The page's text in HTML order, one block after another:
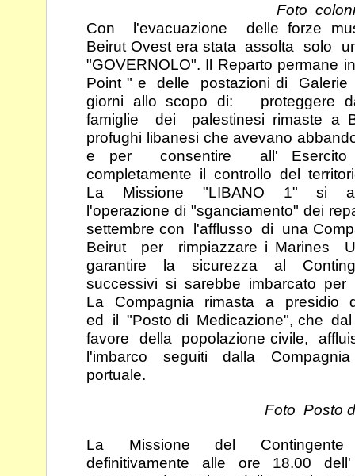
Foto
Con l'evacuazione delle forze
Beirut Ovest era stata assolta solo
"GOVERNOLO". Il Reparto permane
Point " e delle postazioni di
giorni allo scopo di: proteggere
famiglie dei palestinesi rimaste a
profughi libanesi che avevano
e per consentire all'
completamente il controllo del
La Missione "LIBANO 1" si
l'operazione di"sganciamento" dei
settembre con l'afflusso di una
Beirut per rimpiazzare i Marines
garantire la sicurezza al
successivi si sarebbe imbarcato per
La Compagnia rimasta a presidio
ed il "Posto di Medicazione", che
favore della popolazionecivile,
l'imbarco seguiti dalla
portuale.
Foto Posto
La Missione del
definitivamente alle ore 18.00